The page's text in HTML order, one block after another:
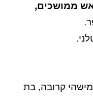
ממושכים,
קרובה, בת